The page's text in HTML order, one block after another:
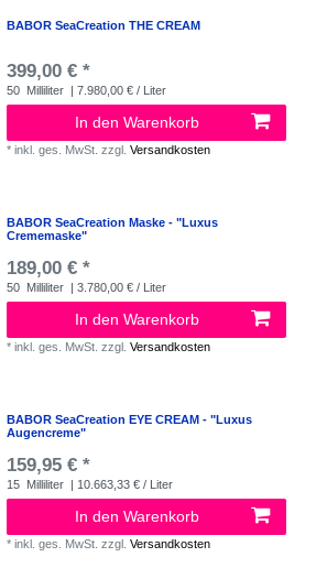
BABOR SeaCreation THE CREAM
399,00 € *
50 Milliliter | 7.980,00 € / Liter
In den Warenkorb
*inkl. ges. MwSt. zzgl.Versandkosten
BABOR SeaCreation Maske - "Luxus
Crememaske"
189,00 € *
50 Milliliter | 3.780,00 € / Liter
In den Warenkorb
*inkl. ges. MwSt. zzgl.Versandkosten
BABOR SeaCreation EYE CREAM - "Luxus
Augencreme"
159,95 € *
15 Milliliter | 10.663,33 € / Liter
In den Warenkorb
*inkl. ges. MwSt. zzgl.Versandkosten